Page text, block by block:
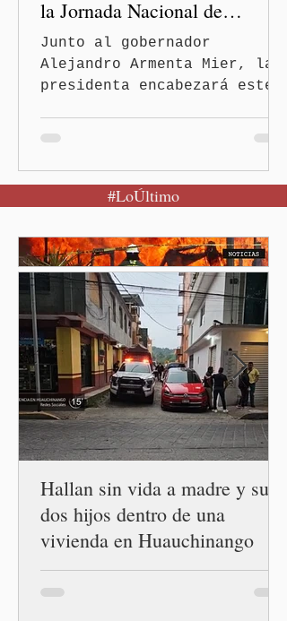
la Jornada Nacional de
Reforestación
Junto al gobernador
Alejandro Armenta Mier, la
presidenta encabezará este
de México.-Puebla será el
punto de partida de la
Reforestación, una
estrategia del Gobierno de
México que reunirá de
manera simultánea a
autoridades, ejidos,
comunidades y ciudadanía de
las 32 entidades para
impulsar la restauración de
los ecosistemas forestales.
Durante la Mañanera del
Pueblo, a través de un
#LoÚltimo
Hallan sin vida a madre y sus
dos hijos dentro de una
vivienda en Huauchinango